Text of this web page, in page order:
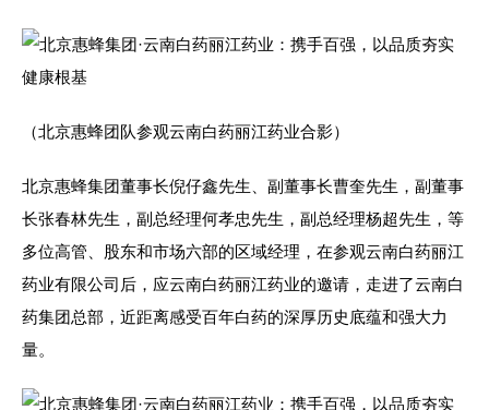
（北京惠蜂团队参观云南白药丽江药业合影）
北京惠蜂集团董事长倪仔鑫先生、副董事长曹奎先生，副董事
长张春林先生，副总经理何孝忠先生，副总经理杨超先生，等
多位高管、股东和市场六部的区域经理，在参观云南白药丽江
药业有限公司后，应云南白药丽江药业的邀请，走进了云南白
药集团总部，近距离感受百年白药的深厚历史底蕴和强大力
量。